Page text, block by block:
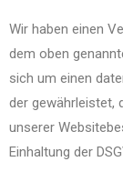
Wir haben einen
dem oben
sich um einen
der gewährleistet,
unserer
Einhaltung der